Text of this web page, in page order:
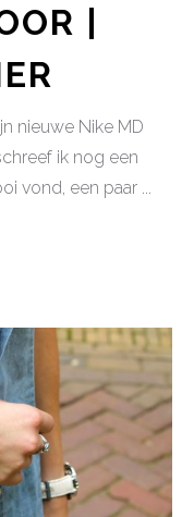
|
nieuwe Nike MD
ik nog een
vond, een paar ...